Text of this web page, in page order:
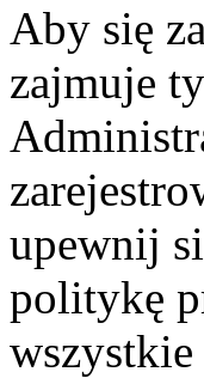
Aby się
zajmuje
upewnij
politykę